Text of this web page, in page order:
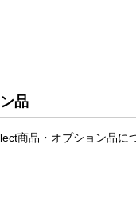
品
商品・オプション品